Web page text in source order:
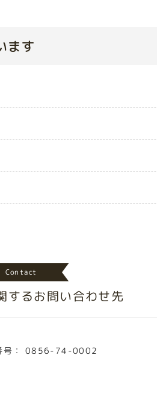
ます
Contact
するお問い合わせ先
号： 0856-74-0002